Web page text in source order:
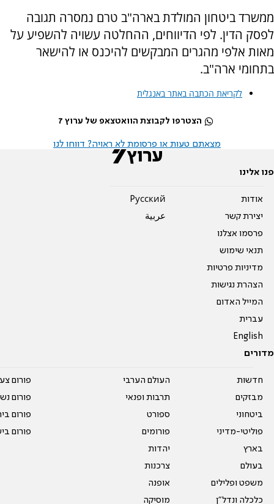
ממשרד ביטחון המולדת בארה"ב טרם נמסרה תגובה
לפסק הדין. לפי הדיווחים, ההחלטה עשויה להשפיע על
מאות אלפי מהגרים המבקשים להיכנס או להישאר
בתחומי ארה"ב.
לקריאת הכתבה באתר באנגלית
הצטרפו לקבוצת הוואטצאפ של ערוץ 7
מצאתם טעות או פרסומת לא ראויה? דווחו לנו
פנו אלינו
אודות
יצירת קשר
פרסמו אצלנו
תנאי שימוש
מדיניות פרטיות
הצהרת נגישות
המייל האדום
עברית
English
Pусский
عربية
מדורים
חדשות
מבזקים
ביטחוני
פוליטי-מדיני
בארץ
בעולם
משפט ופלילים
כלכלה ונדל"ן
העולם הערבי
תרבות ופנאי
ספורט
פורומים
יהדות
צרכנות
אופנה
מוסיקה
פורום
פורום
פורום
פורום